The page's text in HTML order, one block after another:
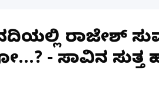
ರಾಜೇಶ್
- ಸಾವಿನ ಸುತ್ತ